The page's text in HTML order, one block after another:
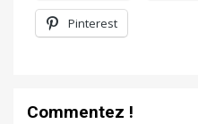
Pinterest
Commentez !